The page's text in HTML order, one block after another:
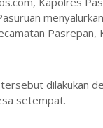
dilakukan
setempat.